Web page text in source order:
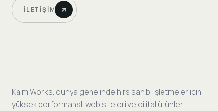
İLETIŞIM
Kalm Works, dünya genelinde hırs sahibi işletmeler için
yüksek performanslı web siteleri ve dijital ürünler